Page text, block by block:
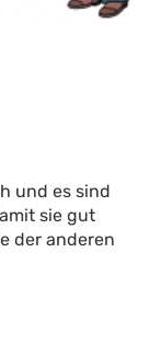
und es sind
sie gut
der anderen